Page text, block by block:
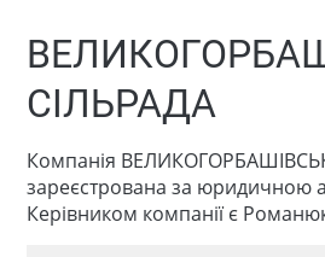
СІЛЬРАДА
Компанія
зареєстрована за юридичною
Керівником компанії є